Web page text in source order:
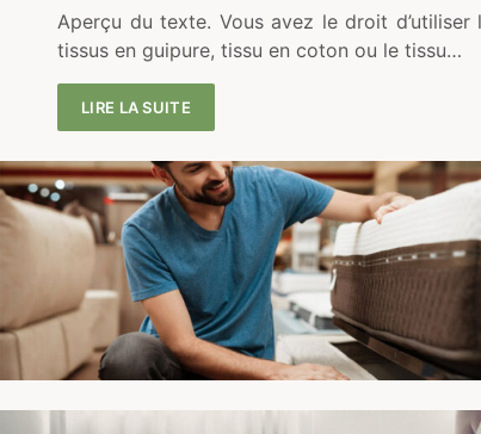
Aperçu du texte. Vous avez le droit
tissus en guipure, tissu en coton ou le tissu…
LIRE LA SUITE